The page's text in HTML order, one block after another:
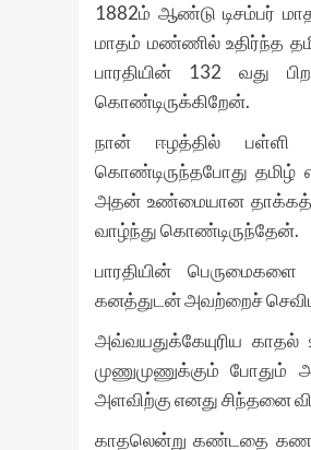
1882ம் ஆண்டு டிசம்பர்
மாதம் மண்ணில் உதிர்ந்த
பாரதியின் 132 வது
கொண்டிருக்கிறேன்.
நான் ஈழத்தில் பள்ளி
கொண்டிருந்தபோது தமிழ்
அதன் உண்மையான
வாழ்ந்து கொண்டிருந்தேன்.
பாரதியின் பெருமைகளை
கனத்துடன் அவற்றைச்
அவ்வயதுக்கேயுரிய
முணுமுணுக்கும் போதும்
அளவிற்கு எனது சிந்தனை
காதலென்று கண்டதை